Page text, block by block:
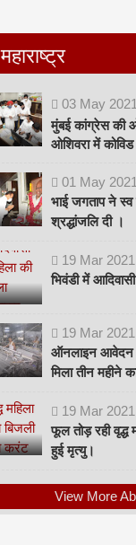
महाराष्ट्र
03 May 2021
मुंबई कांग्रेस की
ओशिवरा में
01 May 2021
भाई जगताप ने स्व
श्रद्धांजलि दी ।
19 Mar 2021
भिवंडी में
19 Mar 2021
ऑनलाइन आवेदन
मिला तीन महीने
19 Mar 2021
फूल तोड़ रही
हुई मृत्यु।
View More